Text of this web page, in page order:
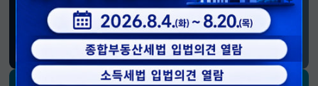
재정경제부 SNS 소식
블로그페이스북트위터(X)유튜브인스타그램